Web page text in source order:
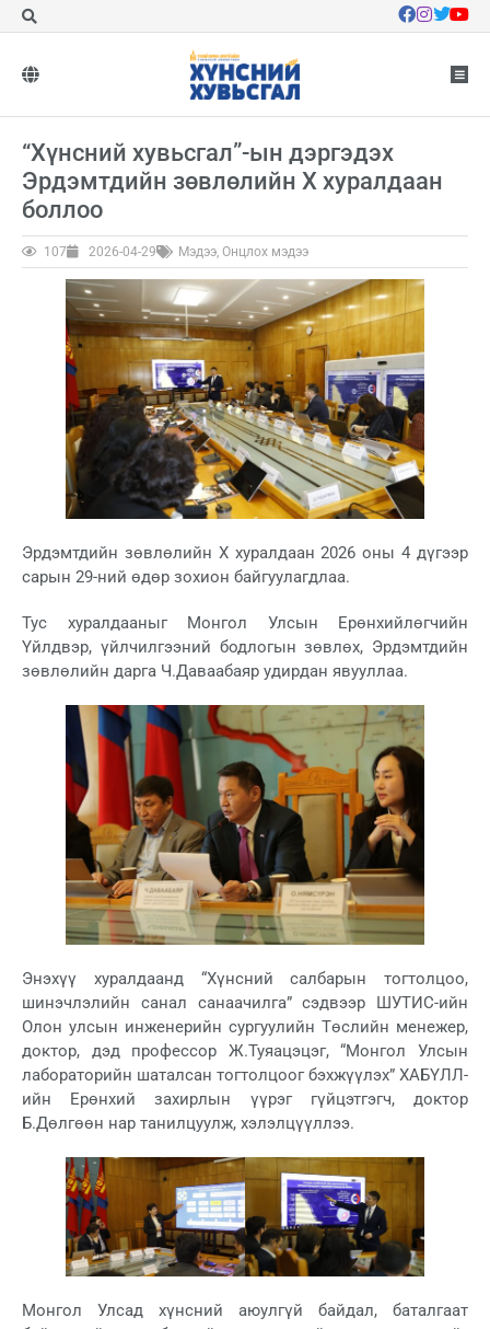
“Хүнсний хувьсгал”-ын дэргэдэх
Эрдэмтдийн зөвлөлийн X хуралдаан
боллоо
107 2026-04-29 Мэдээ, Онцлох мэдээ
Эрдэмтдийн зөвлөлийн X хуралдаан 2026 оны 4 дүгээр
сарын 29-ний өдөр зохион байгуулагдлаа.
Тус хуралдааныг Монгол Улсын Ерөнхийлөгчийн
Үйлдвэр, үйлчилгээний бодлогын зөвлөх, Эрдэмтдийн
зөвлөлийн дарга Ч.Даваабаяр удирдан явууллаа.
Энэхүү хуралдаанд “Хүнсний салбарын тогтолцоо,
шинэчлэлийн санал санаачилга” сэдвээр ШУТИС-ийн
Олон улсын инженерийн сургуулийн Төслийн менежер,
доктор, дэд профессор Ж.Туяацэцэг, “Монгол Улсын
лабораторийн шаталсан тогтолцоог бэхжүүлэх” ХАБҮЛЛ-
ийн Ерөнхий захирлын үүрэг гүйцэтгэгч, доктор
Б.Дөлгөөн нар танилцуулж, хэлэлцүүллээ.
Монгол Улсад хүнсний аюулгүй байдал, баталгаат